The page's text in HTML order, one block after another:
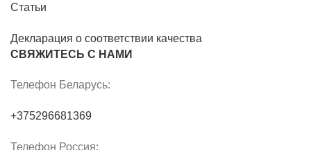
Статьи
Декларация о соответствии качества
СВЯЖИТЕСЬ С НАМИ
Телефон Беларусь:
+375296681369
Телефон Россия: